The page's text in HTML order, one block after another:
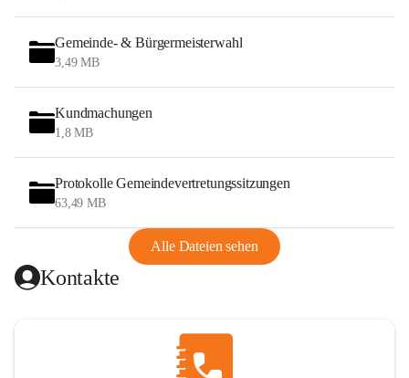
Gemeinde- & Bürgermeisterwahl
3,49 MB
Kundmachungen
1,8 MB
Protokolle Gemeindevertretungssitzungen
63,49 MB
Alle Dateien sehen
Kontakte